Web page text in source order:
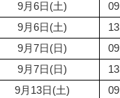
9月6日(土)
9月6日(土)
9月7日(日)
9月7日(日)
9月13日(土)